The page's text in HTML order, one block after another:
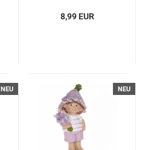
8,99 EUR
NEU NEU